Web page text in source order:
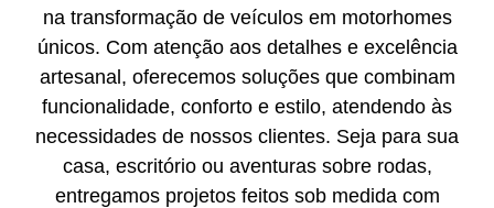
na transformação de veículos em motorhomes
únicos. Com atenção aos detalhes e excelência
artesanal, oferecemos soluções que combinam
funcionalidade, conforto e estilo, atendendo às
necessidades de nossos clientes. Seja para sua
casa, escritório ou aventuras sobre rodas,
entregamos projetos feitos sob medida com